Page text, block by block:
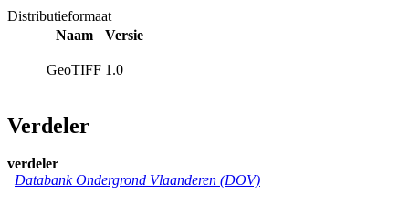
Distributieformaat
Naam
Versie
GeoTIFF 1.0
Verdeler
verdeler
Databank Ondergrond Vlaanderen (DOV)